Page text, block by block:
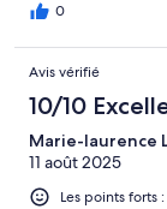
0
Avis vérifié
10/10
Marie-laurence
11 août 2025
Les points forts